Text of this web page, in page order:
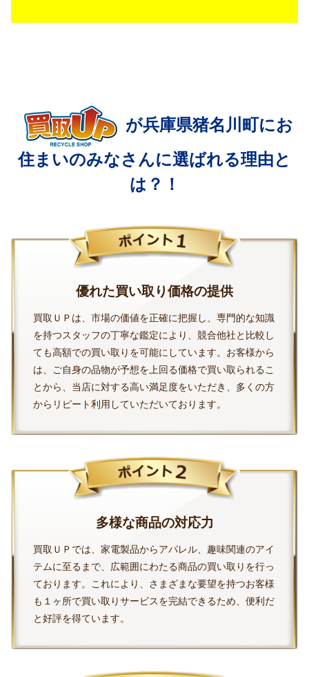
が兵庫県猪名川町にお
住まいのみなさんに選ばれる理由と
は？！
優れた買い取り価格の提供
買取ＵＰは、市場の価値を正確に把握し、専門的な知識
を持つスタッフの丁寧な鑑定により、競合他社と比較し
ても高額での買い取りを可能にしています。お客様から
は、ご自身の品物が予想を上回る価格で買い取られるこ
とから、当店に対する高い満足度をいただき、多くの方
からリピート利用していただいております。
多様な商品の対応力
買取ＵＰでは、家電製品からアパレル、趣味関連のアイ
テムに至るまで、広範囲にわたる商品の買い取りを行っ
ております。これにより、さまざまな要望を持つお客様
も１ヶ所で買い取りサービスを完結できるため、便利だ
と好評を得ています。